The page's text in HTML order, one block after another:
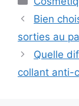
Navigation
des
Bien
sorties au
Quelle
collant anti-